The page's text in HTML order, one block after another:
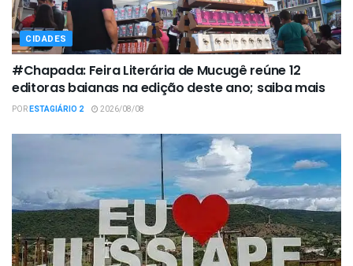
CIDADES
#Chapada: Feira Literária de Mucugê reúne 12
editoras baianas na edição deste ano; saiba mais
PORESTAGIÁRIO 2 2026/08/08